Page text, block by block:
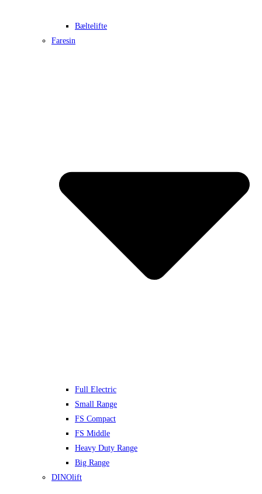
Bæltelifte
Faresin
Full Electric
Small Range
FS Compact
FS Middle
Heavy Duty Range
Big Range
DINOlift